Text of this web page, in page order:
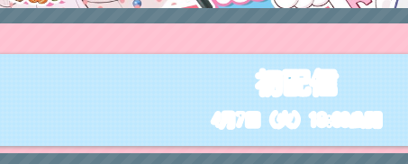
初配信
4月7日（火）18:00公開